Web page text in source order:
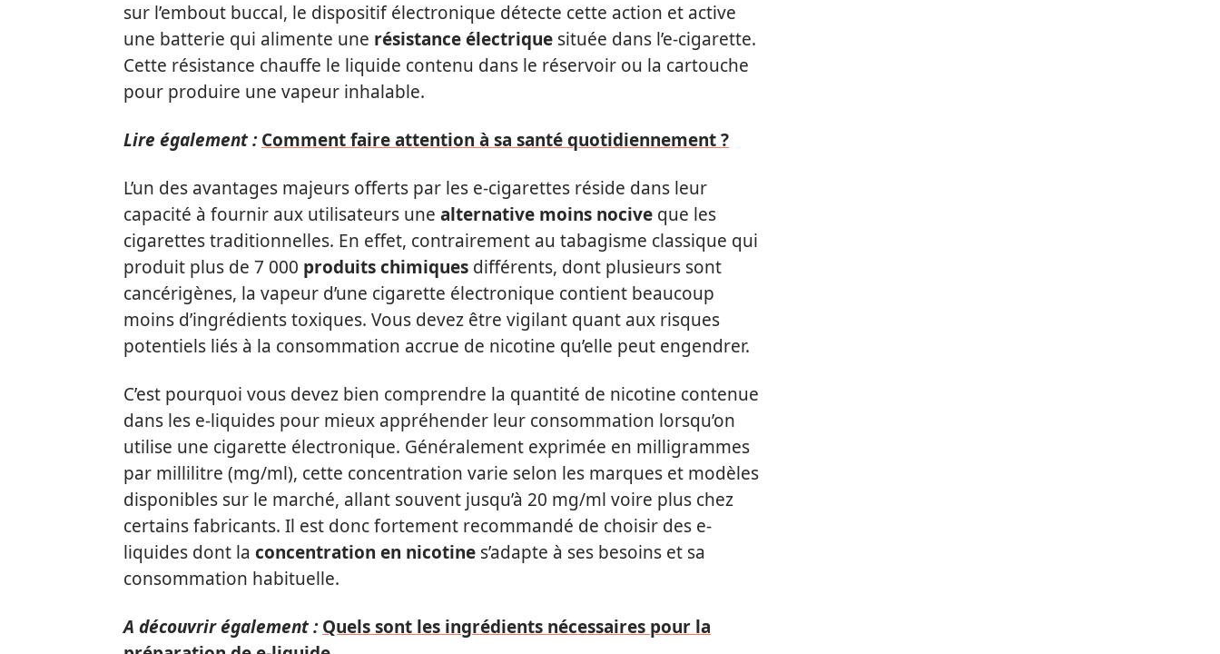
sur l’embout buccal, le dispositif électronique détecte cette action et active
une batterie qui alimente une résistance électrique située dans l’e-cigarette.
Cette résistance chauffe le liquide contenu dans le réservoir ou la cartouche
pour produire une vapeur inhalable.
Lire également : Comment faire attention à sa santé quotidiennement ?
L’un des avantages majeurs offerts par les e-cigarettes réside dans leur
capacité à fournir aux utilisateurs une alternative moins nocive que les
cigarettes traditionnelles. En effet, contrairement au tabagisme classique qui
produit plus de 7 000 produits chimiques différents, dont plusieurs sont
cancérigènes, la vapeur d’une cigarette électronique contient beaucoup
moins d’ingrédients toxiques. Vous devez être vigilant quant aux risques
potentiels liés à la consommation accrue de nicotine qu’elle peut engendrer.
C’est pourquoi vous devez bien comprendre la quantité de nicotine contenue
dans les e-liquides pour mieux appréhender leur consommation lorsqu’on
utilise une cigarette électronique. Généralement exprimée en milligrammes
par millilitre (mg/ml), cette concentration varie selon les marques et modèles
disponibles sur le marché, allant souvent jusqu’à 20 mg/ml voire plus chez
certains fabricants. Il est donc fortement recommandé de choisir des e-
liquides dont la concentration en nicotine s’adapte à ses besoins et sa
consommation habituelle.
A découvrir également : Quels sont les ingrédients nécessaires pour la